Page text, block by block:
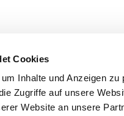
Cookies
Inhalte und Anzeigen
Zugriffe auf unsere
Website an unsere